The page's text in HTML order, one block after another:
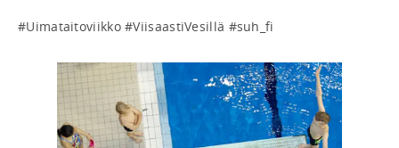
#Uimataitoviikko #ViisaastiVesillä #suh_fi